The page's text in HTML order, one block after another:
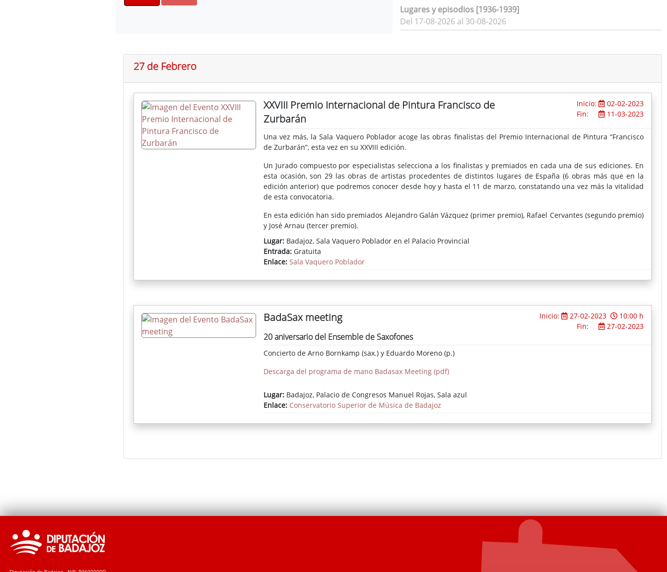
Lugares y episodios [1936-1939]
Del 17-08-2026 al 30-08-2026
27 de Febrero
XXVIII Premio Internacional de Pintura Francisco de
Zurbarán
Inicio:
02-02-2023
Fin:
11-03-2023
Una vez más, la Sala Vaquero Poblador acoge las obras finalistas del Premio Internacional de Pintura “Francisco
de Zurbarán”, esta vez en su XXVIII edición.
Un Jurado compuesto por especialistas selecciona a los finalistas y premiados en cada una de sus ediciones. En
esta ocasión, son 29 las obras de artistas procedentes de distintos lugares de España (6 obras más que en la
edición anterior) que podremos conocer desde hoy y hasta el 11 de marzo, constatando una vez más la vitalidad
de esta convocatoria.
En esta edición han sido premiados Alejandro Galán Vázquez (primer premio), Rafael Cervantes (segundo premio)
y José Arnau (tercer premio).
Lugar:Badajoz, Sala Vaquero Poblador en el Palacio Provincial
Entrada:Gratuita
Enlace: Sala Vaquero Poblador
BadaSax meeting Inicio: 27-02-2023
10:00 h
Fin:
27-02-2023
20 aniversario del Ensemble de Saxofones
Concierto de Arno Bornkamp (sax.) y Eduardo Moreno (p.)
Descarga del programa de mano Badasax Meeting (pdf)
Lugar:Badajoz, Palacio de Congresos Manuel Rojas, Sala azul
Enlace: Conservatorio Superior de Música de Badajoz